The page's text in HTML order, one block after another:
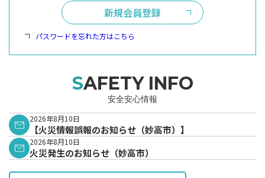
新規会員登録
パスワードを忘れた方はこちら
SAFETY INFO
安全安心情報
2026年8月10日
【火災情報誤報のお知らせ（妙高市）】
2026年8月10日
火災発生のお知らせ（妙高市）